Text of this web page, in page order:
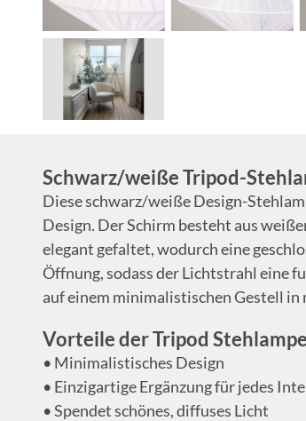
Schwarz/weiße Tripod-
Diese schwarz/weiße Design-
Design. Der Schirm besteht aus
elegant gefaltet, wodurch eine
Öffnung, sodass der Lichtstrahl eine
auf einem minimalistischen Gestell in
Vorteile der Tripod
• Minimalistisches Design
• Einzigartige Ergänzung für jedes
• Spendet schönes, diffuses Licht